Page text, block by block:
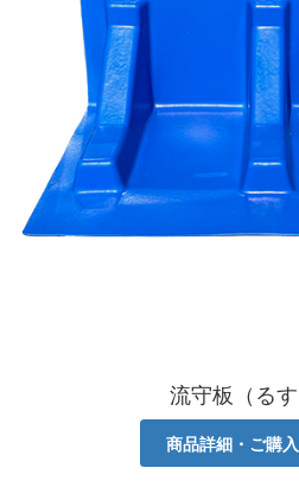
流守板（るす
商品詳細・ご購